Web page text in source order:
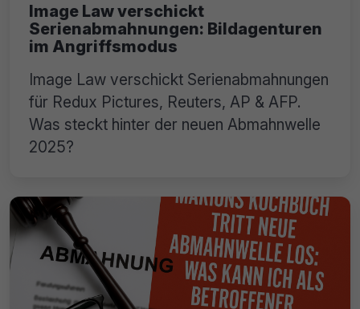
Image Law verschickt
Serienabmahnungen: Bildagenturen
im Angriffsmodus
Image Law verschickt Serienabmahnungen
für Redux Pictures, Reuters, AP & AFP.
Was steckt hinter der neuen Abmahnwelle
2025?